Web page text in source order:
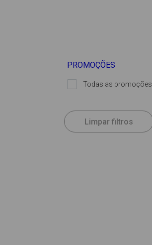
PROMOÇÕES
Todas as promoções
Limpar filtros